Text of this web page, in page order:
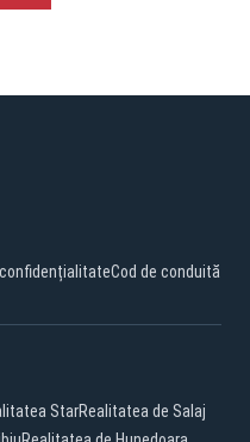
Cod de conduită
StarRealitatea de Salaj